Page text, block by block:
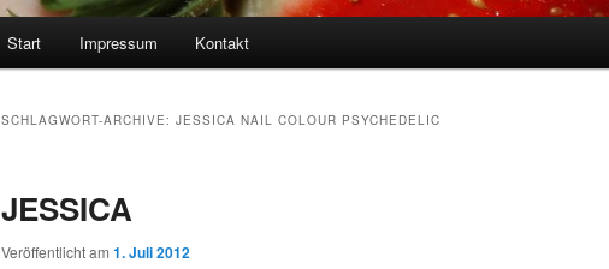
Start Impressum Kontakt
SCHLAGWORT-ARCHIVE: JESSICA NAIL COLOUR PSYCHEDELIC
JESSICA
Veröffentlicht am 1. Juli 2012